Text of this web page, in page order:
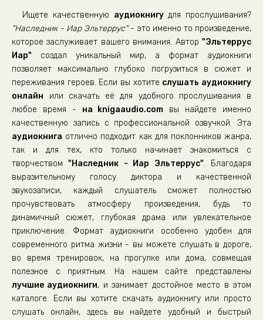
Ищете качественную аудиокнигудля прослушивания?
"Наследник - Иар Эльтеррус"- это именно то произведение,
которое заслуживает вашего внимания. Автор "Эльтеррус
Иар" создал уникальный мир, а формат аудиокниги
позволяет максимально глубоко погрузиться в сюжет и
переживания героев. Если вы хотите слушать аудиокнигу
онлайн или скачать её для удобного прослушивания в
любое время - на knigaaudio.com вы найдете именно
качественную запись с профессиональной озвучкой. Эта
аудиокнига отлично подходит как для поклонников жанра,
так и для тех, кто только начинает знакомиться с
творчеством"Наследник - Иар Эльтеррус". Благодаря
выразительному голосу диктора и качественной
звукозаписи, каждый слушатель сможет полностью
прочувствовать атмосферу произведения, будь то
динамичный сюжет, глубокая драма или увлекательное
приключение. Формат аудиокниги особенно удобен для
современного ритма жизни - вы можете слушать в дороге,
во время тренировок, на прогулке или дома, совмещая
полезное с приятным. На нашем сайте представлены
лучшие аудиокниги, и занимает достойное место в этом
каталоге. Если вы хотите скачать аудиокнигу или просто
слушать онлайн, здесь вы найдете удобный и быстрый